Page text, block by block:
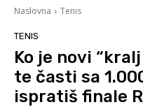
Naslovna Tenis
TENIS
Ko je novi
te časti sa
ispratiš finale